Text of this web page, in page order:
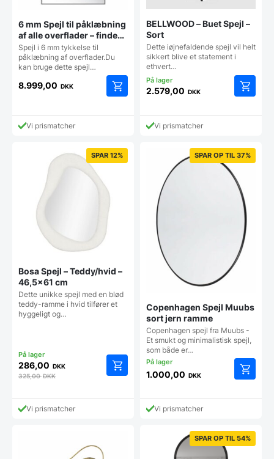
6 mm Spejl til påklæbning
af alle overflader – findes i
alle størrelser
Spejl i 6 mm tykkelse til
påklæbning af overflader.Du
kan bruge dette spejl…
8.999,00 DKK
Vi prismatcher
BELLWOOD – Buet Spejl –
Sort
Dette iøjnefaldende spejl vil helt
sikkert blive et statement i
ethvert…
2.579,00 DKK
Vi prismatcher
SPAR 12%
Bosa Spejl – Teddy/hvid –
46,5×61 cm
Dette unikke spejl med en blød
teddy-ramme i hvid tilfører et
hyggeligt og…
286,00 DKK
325,00DKK
Vi prismatcher
SPAR OP TIL 37%
Copenhagen Spejl Muubs
sort jern ramme
Copenhagen spejl fra Muubs -
Et smukt og minimalistisk spejl,
som både er…
1.000,00 DKK
vare
kan
Vi prismatcher
SPAR OP TIL 54%